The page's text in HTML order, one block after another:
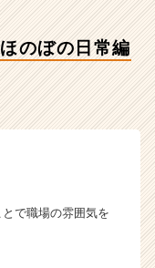
のぼの日常編
で職場の雰囲気を